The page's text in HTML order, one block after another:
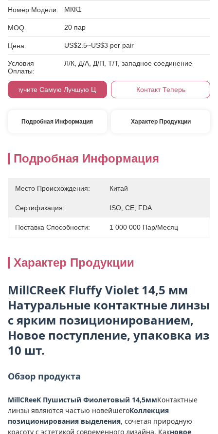
Номер Модели: МКК1
MOQ: 20 пар
Цена: US$2.5~US$3 per pair
Условия
Оплаты:
Л/К, Д/А, Д/П, Т/Т, западное соединение
Получите Самую Лучшую Цену Контакт Теперь
Подробная Информация Характер Продукции
Подробная Информация
Место Происхождения: Китай
Сертификация: ISO, CE, FDA
Поставка Способности: 1 000 000 Пар/месяц
Характер Продукции
MillCReeK Fluffy Violet 14,5 мм
Натуральные контактные линзы
с ярким позиционированием,
Новое поступление, упаковка из
10 шт.
Обзор продукта
MillCReeK Пушистый Фиолетовый 14,5ммКонтактные
линзы являются частью новейшегоКоллекция
позиционирования выделения, сочетая природную
красоту с эстетикой современного дизайна. Какновое